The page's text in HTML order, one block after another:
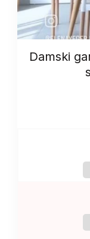
Damski